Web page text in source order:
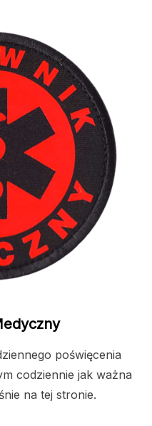
poświęcenia
codziennie jak ważna
na tej stronie.